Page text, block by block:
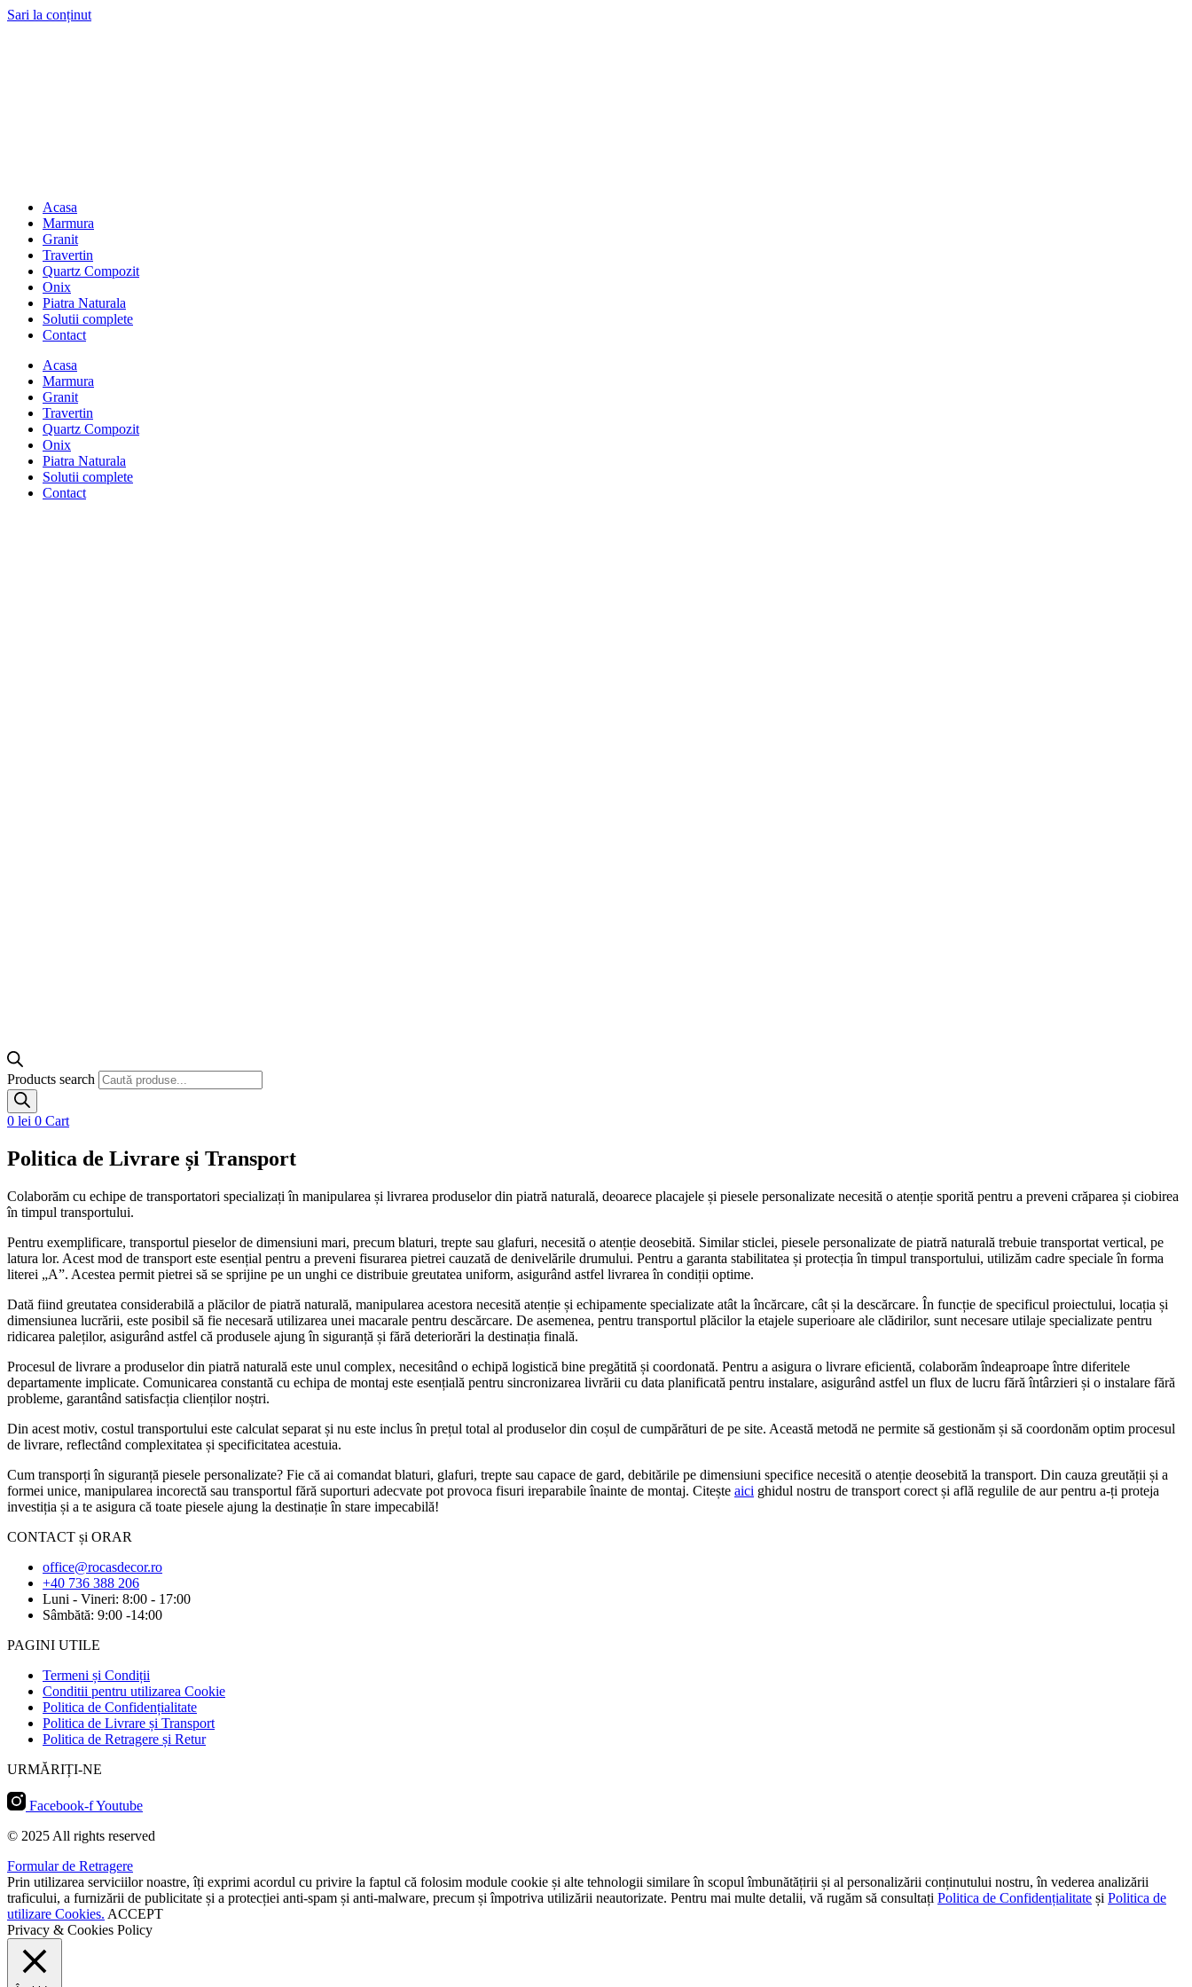
Sari la conținut
Acasa
Marmura
Granit
Travertin
Quartz Compozit
Onix
Piatra Naturala
Solutii complete
Contact
Acasa
Marmura
Granit
Travertin
Quartz Compozit
Onix
Piatra Naturala
Solutii complete
Contact
Products search
0 lei 0 Cart
Politica de Livrare și Transport
Colaborăm cu echipe de transportatori specializați în manipularea și livrarea produselor din piatră naturală, deoarece placajele și piesele personalizate necesită o atenție sporită pentru a preveni crăparea și ciobirea
în timpul transportului.
Pentru exemplificare, transportul pieselor de dimensiuni mari, precum blaturi, trepte sau glafuri, necesită o atenție deosebită. Similar sticlei, piesele personalizate de piatră naturală trebuie transportat vertical, pe
latura lor. Acest mod de transport este esențial pentru a preveni fisurarea pietrei cauzată de denivelările drumului. Pentru a garanta stabilitatea și protecția în timpul transportului, utilizăm cadre speciale în forma
literei „A”. Acestea permit pietrei să se sprijine pe un unghi ce distribuie greutatea uniform, asigurând astfel livrarea în condiții optime.
Dată fiind greutatea considerabilă a plăcilor de piatră naturală, manipularea acestora necesită atenție și echipamente specializate atât la încărcare, cât și la descărcare. În funcție de specificul proiectului, locația și
dimensiunea lucrării, este posibil să fie necesară utilizarea unei macarale pentru descărcare. De asemenea, pentru transportul plăcilor la etajele superioare ale clădirilor, sunt necesare utilaje specializate pentru
ridicarea paleților, asigurând astfel că produsele ajung în siguranță și fără deteriorări la destinația finală.
Procesul de livrare a produselor din piatră naturală este unul complex, necesitând o echipă logistică bine pregătită și coordonată. Pentru a asigura o livrare eficientă, colaborăm îndeaproape între diferitele
departamente implicate. Comunicarea constantă cu echipa de montaj este esențială pentru sincronizarea livrării cu data planificată pentru instalare, asigurând astfel un flux de lucru fără întârzieri și o instalare fără
probleme, garantând satisfacția clienților noștri.
Din acest motiv, costul transportului este calculat separat și nu este inclus în prețul total al produselor din coșul de cumpărături de pe site. Această metodă ne permite să gestionăm și să coordonăm optim procesul
de livrare, reflectând complexitatea și specificitatea acestuia.
Cum transporți în siguranță piesele personalizate? Fie că ai comandat blaturi, glafuri, trepte sau capace de gard, debitările pe dimensiuni specifice necesită o atenție deosebită la transport. Din cauza greutății și a
formei unice, manipularea incorectă sau transportul fără suporturi adecvate pot provoca fisuri ireparabile înainte de montaj. Citește aici ghidul nostru de transport corect și află regulile de aur pentru a-ți proteja
investiția și a te asigura că toate piesele ajung la destinație în stare impecabilă!
CONTACT și ORAR
office@rocasdecor.ro
+40 736 388 206
Luni - Vineri: 8:00 - 17:00
Sâmbătă: 9:00 -14:00
PAGINI UTILE
Termeni și Condiții
Conditii pentru utilizarea Cookie
Politica de Confidențialitate
Politica de Livrare și Transport
Politica de Retragere și Retur
URMĂRIȚI-NE
Facebook-fYoutube
© 2025 All rights reserved
Formular de Retragere
Prin utilizarea serviciilor noastre, îți exprimi acordul cu privire la faptul că folosim module cookie și alte tehnologii similare în scopul îmbunătățirii și al personalizării conținutului nostru, în vederea analizării
traficului, a furnizării de publicitate și a protecției anti-spam și anti-malware, precum și împotriva utilizării neautorizate. Pentru mai multe detalii, vă rugăm să consultați Politica de Confidențialitate și Politica de
utilizare Cookies. ACCEPT
Privacy & Cookies Policy